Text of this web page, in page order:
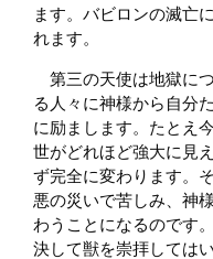
ます。バビロンの滅亡
れます。
第三の天使は地獄に
る人々に神様から自分
に励まします。たとえ
世がどれほど強大に見
ず完全に変わります。
悪の災いで苦しみ、神
わうことになるのです
決して獣を崇拝しては